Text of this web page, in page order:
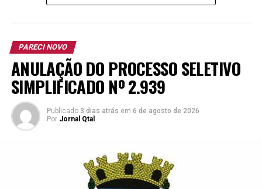
Maiores informações e retirada do edital no setor de
Licitações da Prefeitura endereço: Rua João Inácio
PAULO ALEXANDRE BARTH
Pregão Presencial nº 019/2022
PARECI NOVO
ANULAÇÃO DO PROCESSO SELETIVO
SIMPLIFICADO Nº 2.939
Publicado 3 dias atrás em 6 de agosto de 2026
Por Jornal Qtal